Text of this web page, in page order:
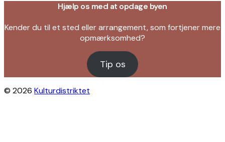
Hjælp os med at opdage byen
Kender du til et sted eller arrangement, som fortjener mere
opmærksomhed?
Tip os
© 2026 Kulturdistriktet